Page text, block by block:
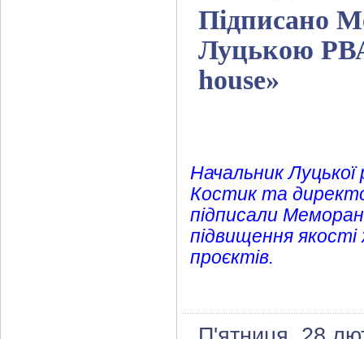
Підписано
Луцькою
house»
Начальник Луцької
Костик та
підписали
підвищення
проєктів.